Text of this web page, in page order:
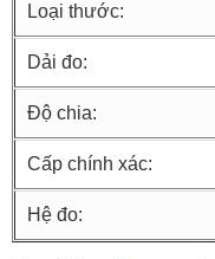
Loại thước:
Dải đo:
Độ chia:
Cấp chính xác:
Hệ đo: